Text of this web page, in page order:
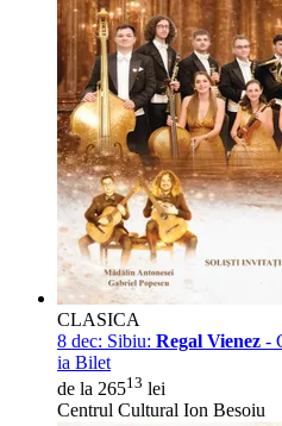
CLASICA
8 dec: Sibiu: Regal Vienez -
ia Bilet
de la 26513 lei
Centrul Cultural Ion Besoiu